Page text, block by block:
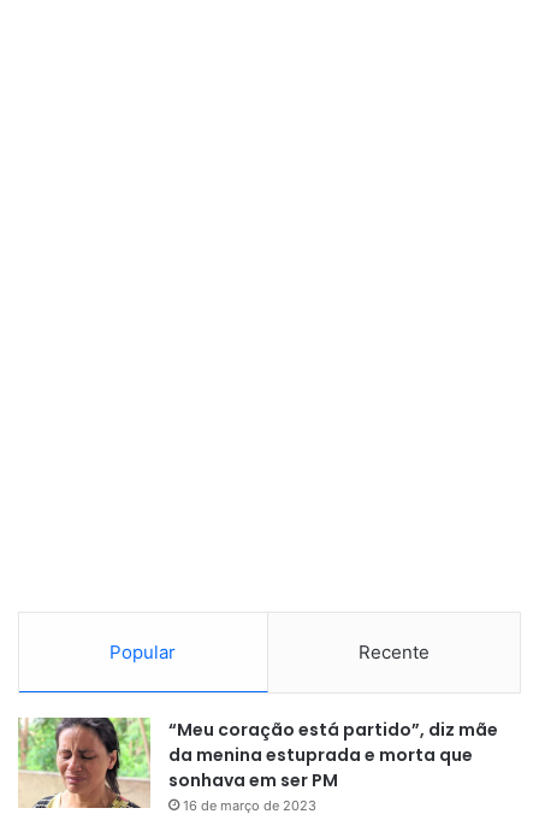
Popular Recente
“Meu coração está partido”, diz mãe
da menina estuprada e morta que
sonhava em ser PM
16 de março de 2023